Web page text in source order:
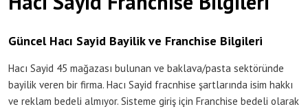
Güncel Hacı Sayid Bayilik ve Franchise Bilgileri
Hacı Sayid 45 mağazası bulunan ve baklava/pasta sektöründe
bayilik veren bir firma. Hacı Sayid fracnhise şartlarında isim hakkı
ve reklam bedeli almıyor. Sisteme giriş için Franchise bedeli olarak